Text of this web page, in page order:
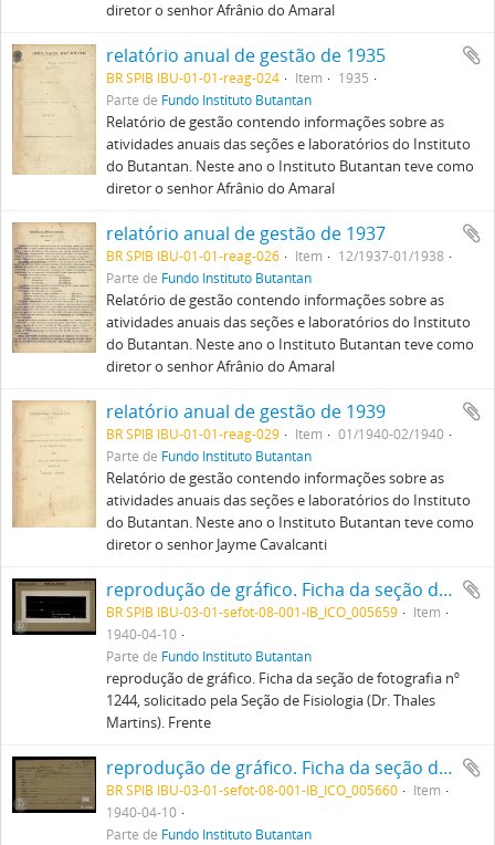
diretor o senhor Afrânio do Amaral
relatório anual de gestão de 1935
BR SPIB IBU-01-01-reag-024 Item
1935
Parte de Fundo Instituto Butantan
Relatório de gestão contendo informações sobre as
atividades anuais das seções e laboratórios do Instituto
do Butantan. Neste ano o Instituto Butantan teve como
diretor o senhor Afrânio do Amaral
relatório anual de gestão de 1937
BR SPIB IBU-01-01-reag-026 Item
12/1937-01/1938
Parte de Fundo Instituto Butantan
Relatório de gestão contendo informações sobre as
atividades anuais das seções e laboratórios do Instituto
do Butantan. Neste ano o Instituto Butantan teve como
diretor o senhor Afrânio do Amaral
relatório anual de gestão de 1939
BR SPIB IBU-01-01-reag-029 Item
01/1940-02/1940
Parte de Fundo Instituto Butantan
Relatório de gestão contendo informações sobre as
atividades anuais das seções e laboratórios do Instituto
do Butantan. Neste ano o Instituto Butantan teve como
diretor o senhor Jayme Cavalcanti
reprodução de gráfico. Ficha da seção de fotografia nº 1244, solicitado pela Seção de Fisiologia (Dr. Thales Martins). Frente
BR SPIB IBU-03-01-sefot-08-001-IB_ICO_005659
Item
1940-04-10
Parte de Fundo Instituto Butantan
reprodução de gráfico. Ficha da seção de fotografia nº
1244, solicitado pela Seção de Fisiologia (Dr. Thales
Martins). Frente
reprodução de gráfico. Ficha da seção de fotografia nº 1244, solicitado pela Seção de Fisiologia (Dr. Thales Martins). Verso
BR SPIB IBU-03-01-sefot-08-001-IB_ICO_005660
Item
1940-04-10
Parte de Fundo Instituto Butantan